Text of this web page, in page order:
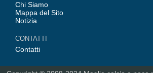
Chi Siamo
Mappa del Sito
Notizia
CONTATTI
Contatti